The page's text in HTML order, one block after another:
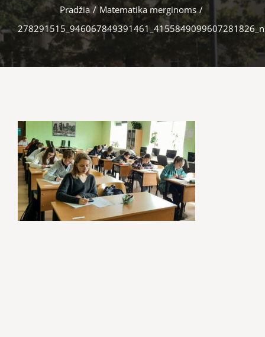
Pradžia / Matematika merginoms /
278291515_946067849391461_4155849099607281826_n